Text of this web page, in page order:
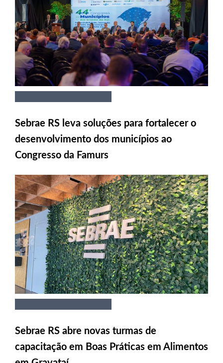
Sebrae RS leva soluções para fortalecer o
desenvolvimento dos municípios ao
Congresso da Famurs
Sebrae RS abre novas turmas de
capacitação em Boas Práticas em Alimentos